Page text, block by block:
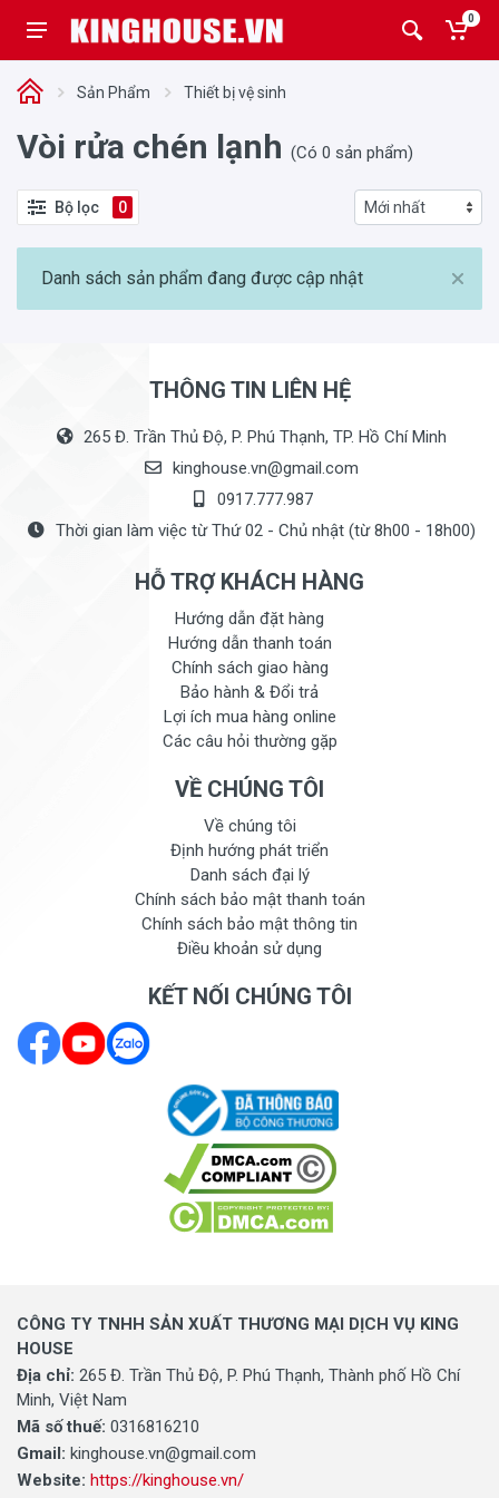
0
Sản Phẩm Thiết bị vệ sinh
Vòi rửa chén lạnh (Có 0 sản phẩm)
Bộ lọc 0
Danh sách sản phẩm đang được cập nhật
THÔNG TIN LIÊN HỆ
265 Đ. Trần Thủ Độ, P. Phú Thạnh, TP. Hồ Chí Minh
kinghouse.vn@gmail.com
0917.777.987
Thời gian làm việc từ Thứ 02 - Chủ nhật (từ 8h00 - 18h00)
HỖ TRỢ KHÁCH HÀNG
Hướng dẫn đặt hàng
Hướng dẫn thanh toán
Chính sách giao hàng
Bảo hành & Đổi trả
Lợi ích mua hàng online
Các câu hỏi thường gặp
VỀ CHÚNG TÔI
Về chúng tôi
Định hướng phát triển
Danh sách đại lý
Chính sách bảo mật thanh toán
Chính sách bảo mật thông tin
Điều khoản sử dụng
KẾT NỐI CHÚNG TÔI
CÔNG TY TNHH SẢN XUẤT THƯƠNG MẠI DỊCH VỤ KING
HOUSE
Địa chỉ: 265 Đ. Trần Thủ Độ, P. Phú Thạnh, Thành phố Hồ Chí
Minh, Việt Nam
Mã số thuế: 0316816210
Gmail: kinghouse.vn@gmail.com
Website: https://kinghouse.vn/